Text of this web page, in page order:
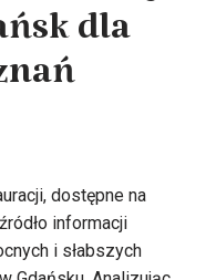
dla
dostępne na
informacji
i słabszych